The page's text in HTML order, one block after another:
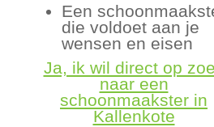
Een
die voldoet aan je
wensen en eisen
Ja, ik wil direct op
naar een
schoonmaakster in
Kallenkote